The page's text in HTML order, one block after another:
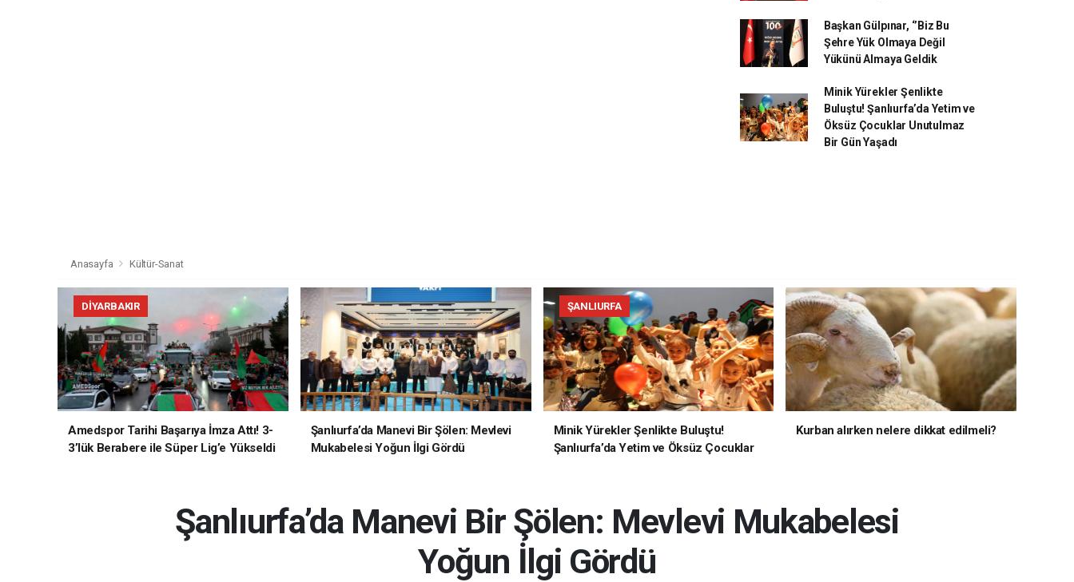
Başkan Gülpınar, ‘’Biz Bu
Şehre Yük Olmaya Değil
Yükünü Almaya Geldik
Minik Yürekler Şenlikte
Buluştu! Şanlıurfa’da Yetim ve
Öksüz Çocuklar Unutulmaz
Bir Gün Yaşadı
Anasayfa Kültür-Sanat
DIYARBAKIR
Amedspor Tarihi Başarıya İmza Attı! 3-
3’lük Berabere ile Süper Lig’e Yükseldi
Şanlıurfa’da Manevi Bir Şölen: Mevlevi
Mukabelesi Yoğun İlgi Gördü
ŞANLIURFA
Minik Yürekler Şenlikte Buluştu!
Şanlıurfa’da Yetim ve Öksüz Çocuklar
Kurban alırken nelere dikkat edilmeli?
Şanlıurfa’da Manevi Bir Şölen: Mevlevi Mukabelesi
Yoğun İlgi Gördü